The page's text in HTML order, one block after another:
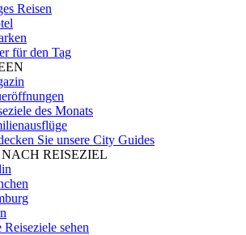
Reisen
für den Tag
des Monats
Sie unsere City Guides
REISEZIEL
sehen